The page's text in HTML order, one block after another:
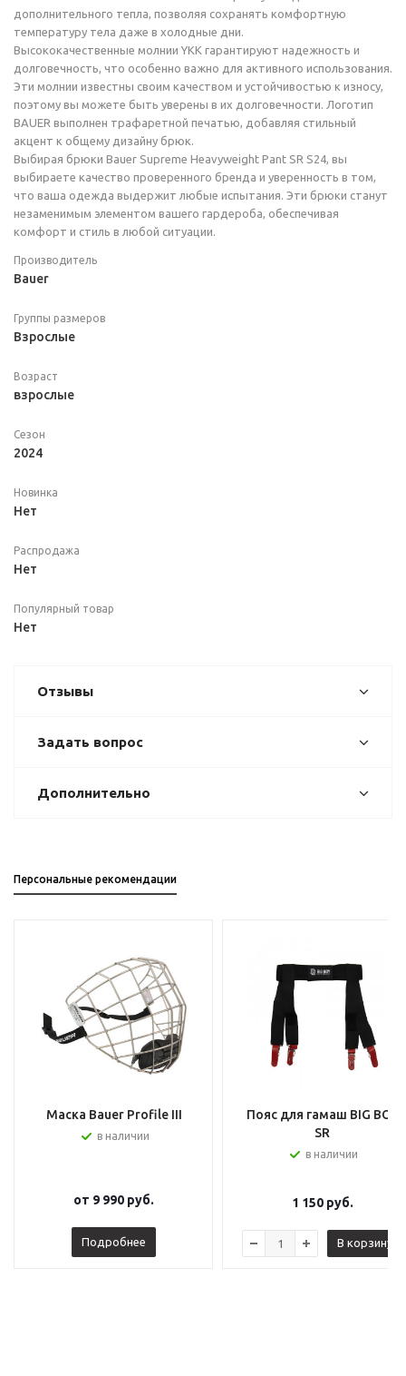
дополнительного тепла, позволяя сохранять комфортную
температуру тела даже в холодные дни.
Высококачественные молнии YKK гарантируют надежность и
долговечность, что особенно важно для активного использования.
Эти молнии известны своим качеством и устойчивостью к износу,
поэтому вы можете быть уверены в их долговечности. Логотип
BAUER выполнен трафаретной печатью, добавляя стильный
акцент к общему дизайну брюк.
Выбирая брюки Bauer Supreme Heavyweight Pant SR S24, вы
выбираете качество проверенного бренда и уверенность в том,
что ваша одежда выдержит любые испытания. Эти брюки станут
незаменимым элементом вашего гардероба, обеспечивая
комфорт и стиль в любой ситуации.
Производитель
Bauer
Группы размеров
Взрослые
Возраст
взрослые
Сезон
2024
Новинка
Нет
Распродажа
Нет
Популярный товар
Нет
Отзывы
Задать вопрос
Дополнительно
Персональные рекомендации
Маска Bauer Profile III
в наличии
от 9 990 руб.
Подробнее
Пояс для гамаш BIG BOY
SR
в наличии
1 150руб.
В корзину